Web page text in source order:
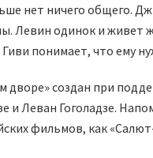
нет ничего общего.
Левин одинок и живет
понимает, что ему
дворе» создан при
и Леван Гоголадзе.
фильмов, как